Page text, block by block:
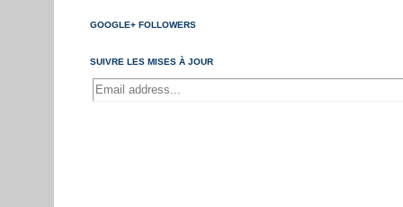
GOOGLE+ FOLLOWERS
SUIVRE LES MISES À JOUR